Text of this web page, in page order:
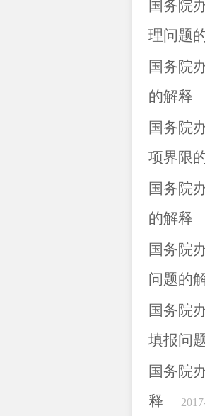
国务院
理问题
国务院
的解释
国务院
项界限
国务院
的解释
国务院
问题的
国务院
填报问
国务院
释